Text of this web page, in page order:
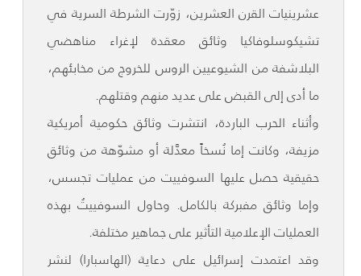
عشرينيات القرن العشرين، زوّرت الشرطة السرية في
تشيكوسلوفاكيا وثائق معقدة لإغراء مناهضي
البلاشفة من الشيوعيين الروس للخروج من مخابئهم،
ما أدى إلى القبض على عديد منهم وقتلهم.
وأثناء الحرب الباردة، انتشرت وثائق حكومية أمريكية
مزيفة، وكانت إما نُسخاً معدَّلة أو مشوّهة من وثائق
حقيقية حصل عليها السوفييت من عمليات تجسس،
وإما وثائق مفبركة بالكامل. وحاول السوفييتُ بهذه
العمليات الإعلامية التأثير على جماهير مختلفة.
وقد اعتمدت إسرائيل على دعاية (الهاسبارا) لنشر